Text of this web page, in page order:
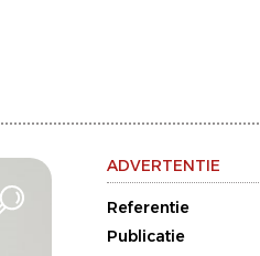
ADVERTENTIE
Referentie
Publicatie